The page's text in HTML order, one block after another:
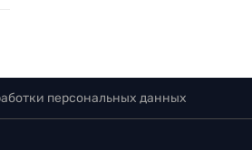
персональных данных